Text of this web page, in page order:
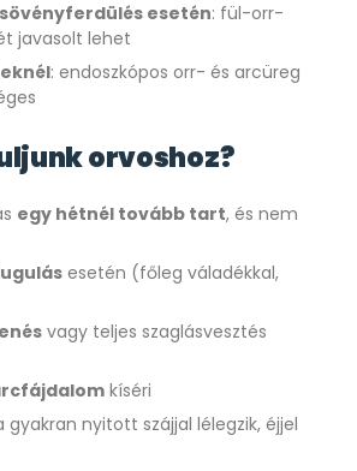
esetén: fül-orr-
javasolt lehet
: endoszkópos orr- és arcüreg
orvoshoz?
egy hétnél tovább tart, és nem
esetén (főleg váladékkal,
vagy teljes szaglásvesztés
kíséri
gyakran nyitott szájjal lélegzik, éjjel